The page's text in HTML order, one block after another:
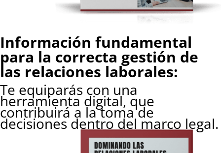
Información fundamental
para la correcta gestión de
las relaciones laborales:
Te equiparás con una
herramienta digital, que
contribuirá a la toma de
decisiones dentro del marco legal.